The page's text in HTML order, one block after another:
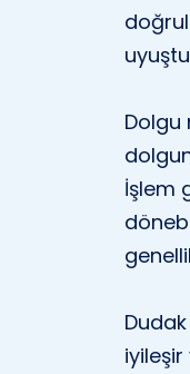
Dolgu
İşlem